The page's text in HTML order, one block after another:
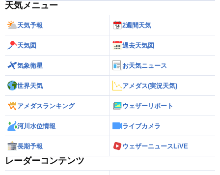
天気メニュー
天気予報 2週間天気
天気図 過去天気図
気象衛星 お天気ニュース
世界天気 アメダス(実況天気)
アメダスランキング ウェザーリポート
河川水位情報 ライブカメラ
長期予報 ウェザーニュースLiVE
レーダーコンテンツ